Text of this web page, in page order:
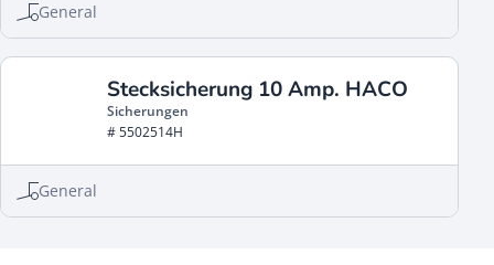
General
Stecksicherung 10 Amp. HACO
Sicherungen
# 5502514H
General